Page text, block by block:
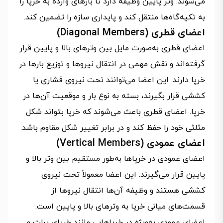
به تکیه‌گاه‌ها منتقل کند و پایداری سازه را تضمین کند.
اعضای قطری (Diagonal Members)
اعضای قطری به‌صورت مایل بین وترهای بالا و پایین قرار
گرفته‌اند و نقش مهمی در انتقال نیروها و توزیع بارها در
خرپا دارند. این اعضا می‌توانند تحت نیروی فشاری یا
کششی قرار بگیرند، بسته به نوع بار و موقعیت آن‌ها در
خرپا. اعضای قطری باعث می‌شوند که خرپا بتواند شکل
مثلثی خود را حفظ کند و در برابر تغییر شکل مقاوم باشد.
اعضای عمودی (Vertical Members)
اعضای عمودی در خرپاها به‌طور مستقیم بین وتر بالا و
پایین قرار می‌گیرند. این اعضا معمولاً تحت نیروی
کششی هستند و وظیفه آن‌ها انتقال نیروها از
قسمت‌های میانی خرپا به وترهای بالا و پایین است.